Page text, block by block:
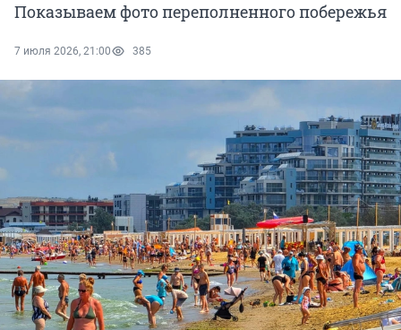
Показываем фото переполненного побережья
7 июля 2026, 21:00 385